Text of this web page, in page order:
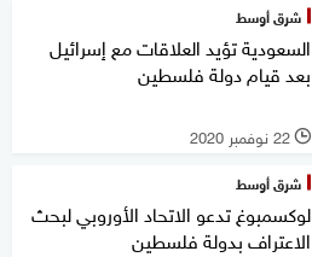
شرق أوسط
السعودية تؤيد العلاقات مع إسرائيل
بعد قيام دولة فلسطين
l 22 نوفمبر 2020
شرق أوسط
لوكسمبوغ تدعو الاتحاد الأوروبي لبحث
الاعتراف بدولة فلسطين